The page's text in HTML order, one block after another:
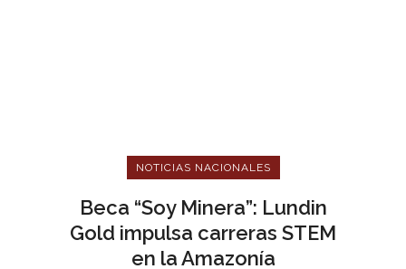
NOTICIAS NACIONALES
Beca “Soy Minera”: Lundin
Gold impulsa carreras STEM
en la Amazonía